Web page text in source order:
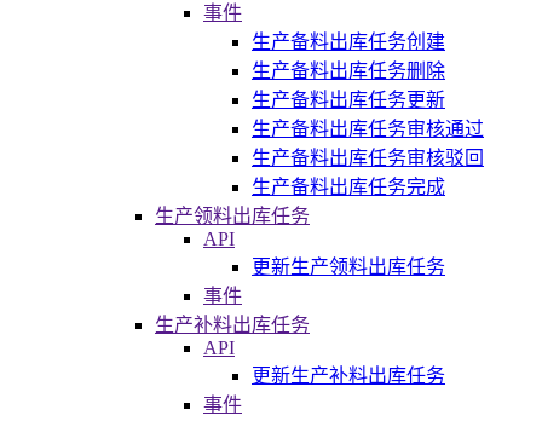
事件
生产备料出库任务创建
生产备料出库任务删除
生产备料出库任务更新
生产备料出库任务审核通过
生产备料出库任务审核驳回
生产备料出库任务完成
生产领料出库任务
API
更新生产领料出库任务
事件
生产补料出库任务
API
更新生产补料出库任务
事件